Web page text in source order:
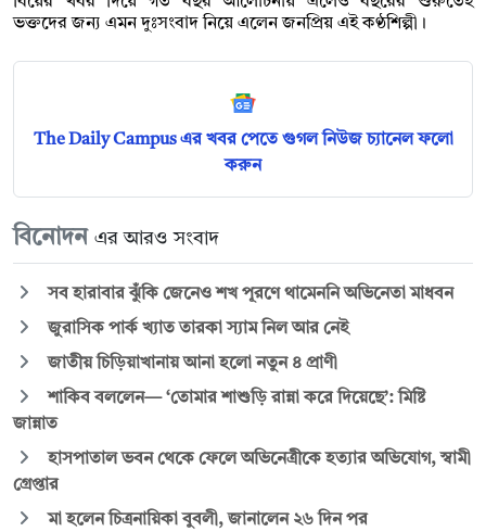
ভক্তদের জন্য এমন দুঃসংবাদ নিয়ে এলেন জনপ্রিয় এই কণ্ঠশিল্পী।
The Daily Campus এর খবর পেতে গুগল নিউজ চ্যানেল ফলো
করুন
বিনোদন এর আরও সংবাদ
সব হারাবার ঝুঁকি জেনেও শখ পূরণে থামেননি অভিনেতা মাধবন
জুরাসিক পার্ক খ্যাত তারকা স্যাম নিল আর নেই
জাতীয় চিড়িয়াখানায় আনা হলো নতুন ৪ প্রাণী
শাকিব বললেন— ‘তোমার শাশুড়ি রান্না করে দিয়েছে’: মিষ্টি
জান্নাত
হাসপাতাল ভবন থেকে ফেলে অভিনেত্রীকে হত্যার অভিযোগ, স্বামী
গ্রেপ্তার
মা হলেন চিত্রনায়িকা বুবলী, জানালেন ২৬ দিন পর